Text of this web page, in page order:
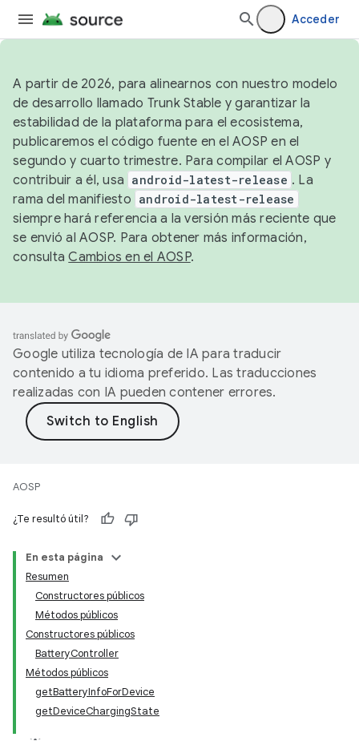
Acceder
A partir de 2026, para alinearnos con nuestro modelo
de desarrollo llamado Trunk Stable y garantizar la
estabilidad de la plataforma para el ecosistema,
publicaremos el código fuente en el AOSP en el
segundo y cuarto trimestre. Para compilar el AOSP y
contribuir a él, usa android-latest-release . La
rama del manifiesto android-latest-release
siempre hará referencia a la versión más reciente que
se envió al AOSP. Para obtener más información,
consultaCambios en el AOSP.
Google utiliza tecnología de IA para traducir
contenido a tu idioma preferido. Las traducciones
realizadas con IA pueden contener errores.
AOSP
¿Te resultó útil?
En esta página
Resumen
Constructores públicos
Métodos públicos
Constructores públicos
BatteryController
Métodos públicos
getBatteryInfoForDevice
getDeviceChargingState